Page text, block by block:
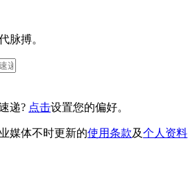
脉搏。
递? 点击设置您的偏好。
媒体不时更新的使用条款及个人资料